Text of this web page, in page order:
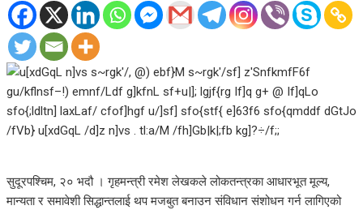
सुदूरपश्चिम, २० भदौ । गृहमन्त्री रमेश लेखकले लोकतन्त्रका आधारभूत मूल्य,
मान्यता र समावेशी सिद्धान्तलाई थप मजबुत बनाउन संविधान संशोधन गर्न लागिएको